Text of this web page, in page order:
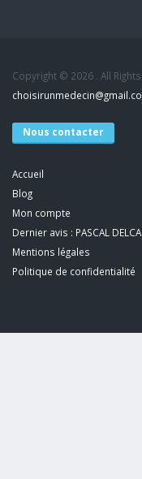
Copyright © 2026 . All
Nous contacter
Accueil
Blog
Mon compte
Dernier avis : PASCAL
Mentions légales
Politique de confidentialité